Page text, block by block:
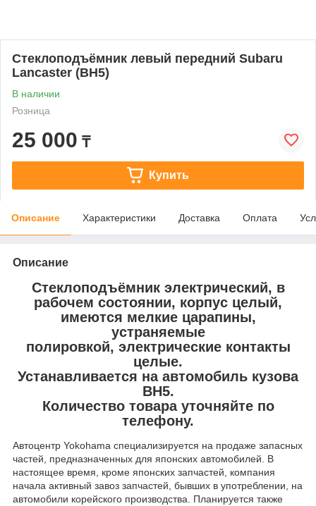
Стеклоподъёмник левый передний Subaru
Lancaster (BH5)
В наличии
Розница
25 000 ₸
Купить
Описание Характеристики Доставка Оплата
Описание
Стеклоподъёмник электрический, в
рабочем состоянии, корпус целый,
имеются мелкие царапины,
устраняемые
полировкой, электрические контакты
целые.
Устанавливается на автомобиль кузова
BH5.
Количество товара уточняйте по
телефону.
Автоцентр Yokohama специализируется на продаже запасных
частей, предназначенных для японских автомобилей. В
настоящее время, кроме японских запчастей, компания
начала активный завоз запчастей, бывших в употреблении, на
автомобили корейского производства. Планируется также